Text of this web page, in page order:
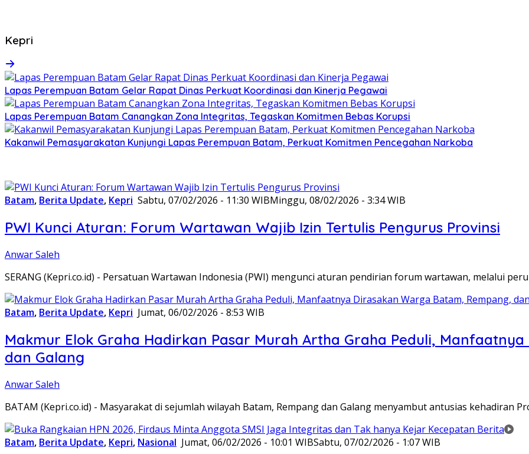
Kepri
Lapas Perempuan Batam Gelar Rapat Dinas Perkuat Koordinasi dan Kinerja Pegawai
Lapas Perempuan Batam Canangkan Zona Integritas, Tegaskan Komitmen Bebas Korupsi
Kakanwil Pemasyarakatan Kunjungi Lapas Perempuan Batam, Perkuat Komitmen Pencegahan Narkoba
Batam, Berita Update, Kepri Sabtu, 07/02/2026 - 11:30 WIBMinggu, 08/02/2026 - 3:34 WIB
PWI Kunci Aturan: Forum Wartawan Wajib Izin Tertulis Pengurus Provinsi
Anwar Saleh
SERANG (Kepri.co.id) - Persatuan Wartawan Indonesia (PWI) mengunci aturan pendirian forum wartawan, melalui
Batam, Berita Update, Kepri Jumat, 06/02/2026 - 8:53 WIB
Makmur Elok Graha Hadirkan Pasar Murah Artha Graha Peduli,
dan Galang
Anwar Saleh
BATAM (Kepri.co.id) - Masyarakat di sejumlah wilayah Batam, Rempang dan Galang menyambut antusias kehadiran
Batam, Berita Update, Kepri, Nasional Jumat, 06/02/2026 - 10:01 WIBSabtu, 07/02/2026 - 1:07 WIB